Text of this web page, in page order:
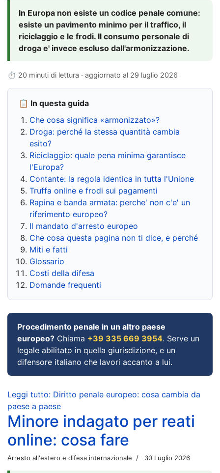
In Europa non esiste un codice penale comune:
esiste un pavimento minimo per il traffico, il
riciclaggio e le frodi. Il consumo personale di
droga e' invece escluso dall'armonizzazione.
⏱ 20 minuti di lettura · aggiornato al 29 luglio 2026
📋 In questa guida
Che cosa significa «armonizzato»?
Droga: perché la stessa quantità cambia
esito?
Riciclaggio: quale pena minima garantisce
l'Europa?
Contante: la regola identica in tutta l'Unione
Truffa online e frodi sui pagamenti
Rapina e banda armata: perche' non c'e' un
riferimento europeo?
Il mandato d'arresto europeo
Che cosa questa pagina non ti dice, e perché
Miti e fatti
Glossario
Costi della difesa
Domande frequenti
Procedimento penale in un altro paese
europeo? Chiama +39 335 669 3954. Serve un
legale abilitato in quella giurisdizione, e un
difensore italiano che lavori accanto a lui.
Leggi tutto: Diritto penale europeo: cosa cambia da
paese a paese
Minore indagato per reati
online: cosa fare
Arresto all'estero e difesa internazionale 30 Luglio 2026